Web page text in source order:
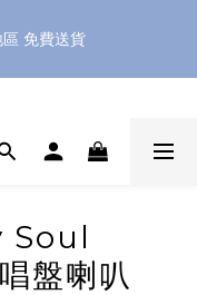
免費送貨
次消費滿 HK$100 即
Soul
盤喇叭